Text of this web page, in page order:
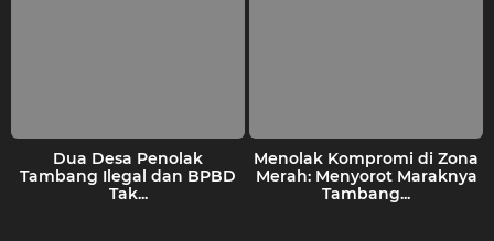
Dua Desa Penolak
Tambang Ilegal dan BPBD
Tak...
Menolak Kompromi di Zona
Merah: Menyorot Maraknya
Tambang...